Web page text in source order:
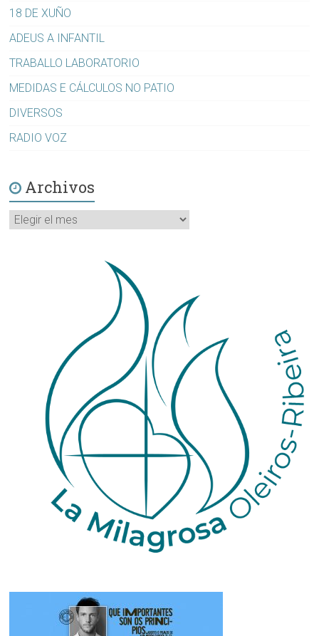
18 DE XUÑO
ADEUS A INFANTIL
TRABALLO LABORATORIO
MEDIDAS E CÁLCULOS NO PATIO
DIVERSOS
RADIO VOZ
Archivos
Archivos